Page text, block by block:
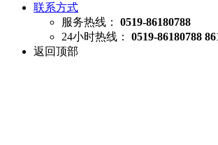
联系方式
服务热线：
0519-86180788
24小时热线：
0519-86180788
返回顶部